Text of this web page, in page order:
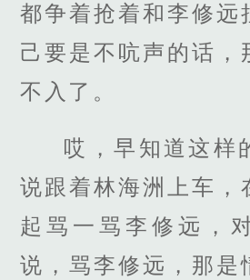
都争着抢着和李修远
己要是不吭声的话，
不入了。
哎，早知道这样
说跟着林海洲上车，
起骂一骂李修远，
说，骂李修远，那是